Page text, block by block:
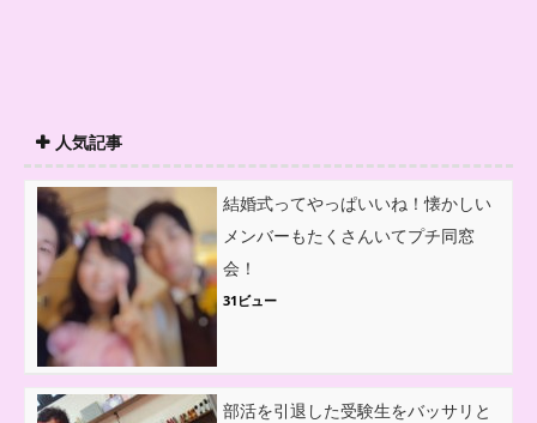
人気記事
結婚式ってやっぱいいね！懐かしい
メンバーもたくさんいてプチ同窓
会！
31ビュー
部活を引退した受験生をバッサリと